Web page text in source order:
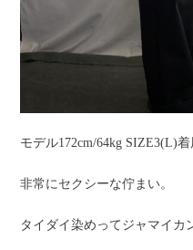
モデル172cm/64kg SIZE3(L)着
非常にセクシーな佇まい。
タイダイ染めってジャマイカ